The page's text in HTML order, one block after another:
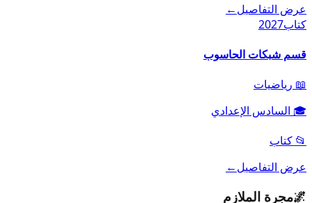
عرض التفاصيل←
كتاب2027
قسم شبكات الحاسوب
📖 رياضيات
🎓 السادس الإعدادي
📂 كتاب
عرض التفاصيل←
🌌مجرة الملازم